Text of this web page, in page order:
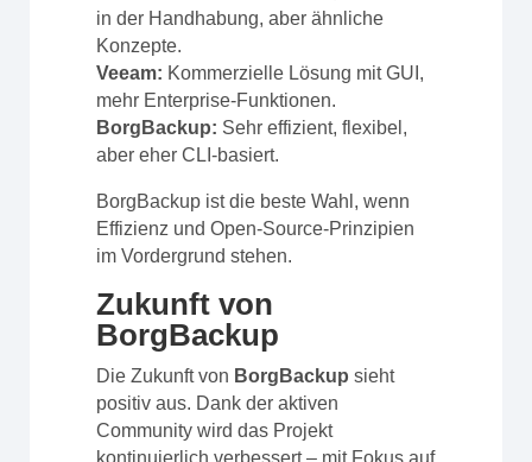
in der Handhabung, aber ähnliche
Konzepte.
Veeam: Kommerzielle Lösung mit GUI,
mehr Enterprise-Funktionen.
BorgBackup: Sehr effizient, flexibel,
aber eher CLI-basiert.
BorgBackup ist die beste Wahl, wenn
Effizienz und Open-Source-Prinzipien
im Vordergrund stehen.
Zukunft von
BorgBackup
Die Zukunft von BorgBackup sieht
positiv aus. Dank der aktiven
Community wird das Projekt
kontinuierlich verbessert – mit Fokus auf